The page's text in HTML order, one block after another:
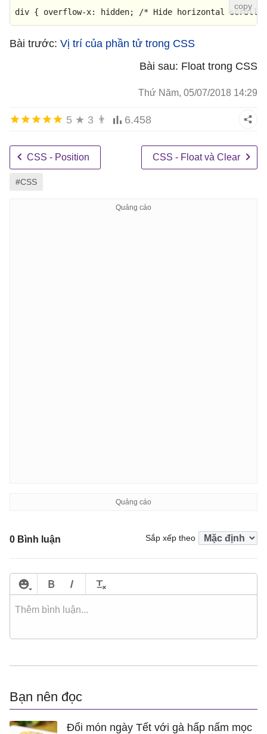
div { overflow-x: hidden; /* Hide horizontal
Bài trước: Vị trí của phần tử trong CSS
Bài sau: Float trong CSS
Thứ Năm, 05/07/2018 14:29
5 ★ 3 👨 6.458
CSS - Position CSS - Float và Clear
#CSS
0 Bình luận Sắp xếp theo
Bạn nên đọc
Đổi món ngày Tết với gà hấp nấm mọc